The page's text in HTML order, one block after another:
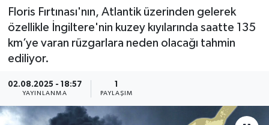
Floris Fırtınası'nın, Atlantik üzerinden gelerek
özellikle İngiltere'nin kuzey kıyılarında saatte 135
km’ye varan rüzgarlara neden olacağı tahmin
ediliyor.
02.08.2025 - 18:57
YAYINLANMA
1
PAYLAŞIM